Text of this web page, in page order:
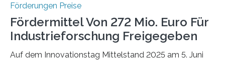
Förderungen Preise
Fördermittel Von 272 Mio. Euro Für
Industrieforschung Freigegeben
Auf dem Innovationstag Mittelstand 2025 am 5. Juni